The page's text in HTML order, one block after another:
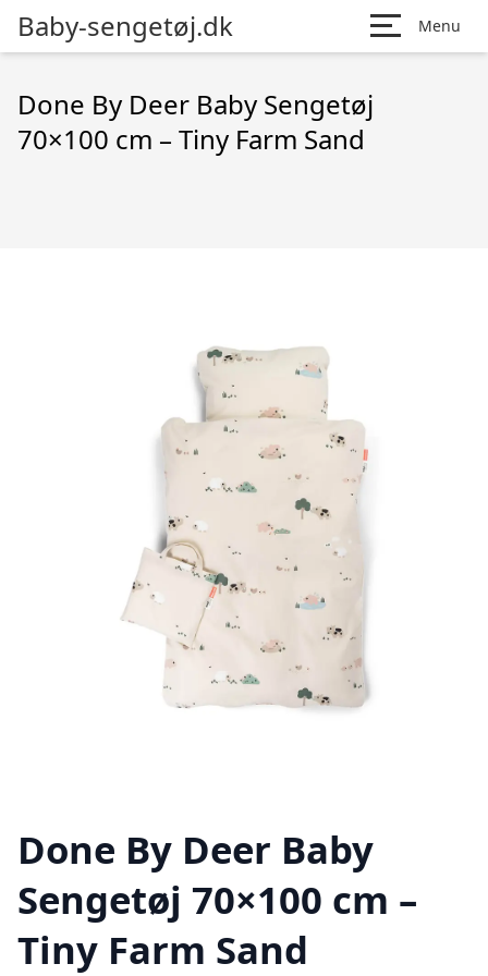
Baby-sengetøj.dk Menu
Done By Deer Baby Sengetøj
70×100 cm – Tiny Farm Sand
Done By Deer Baby
Sengetøj 70×100 cm –
Tiny Farm Sand